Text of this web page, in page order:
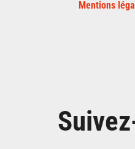
Mentions